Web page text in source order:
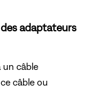
adaptateurs
un câble
câble ou